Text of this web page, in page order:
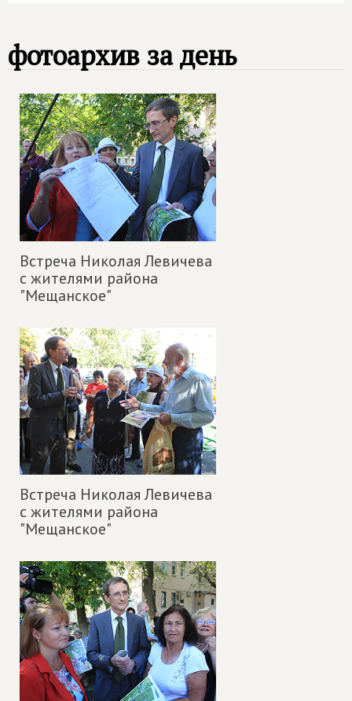
фотоархив за день
Встреча Николая Левичева
с жителями района
"Мещанское"
Встреча Николая Левичева
с жителями района
"Мещанское"